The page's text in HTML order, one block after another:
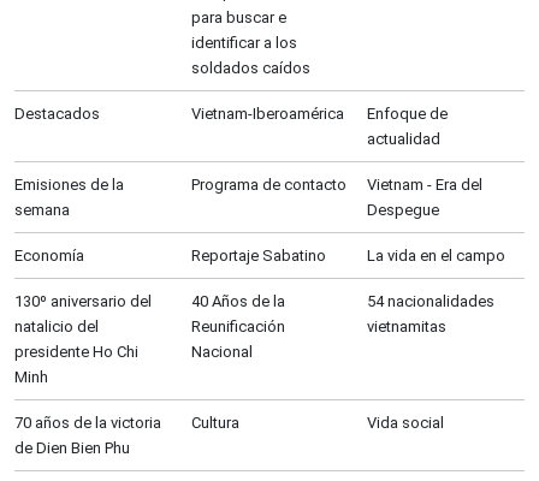
para buscar e
identificar a los
soldados caídos
Destacados Vietnam-Iberoamérica
Enfoque de
actualidad
Emisiones de la
semana
Programa de contacto
Vietnam - Era del
Despegue
Economía Reportaje Sabatino La vida en el campo
130º aniversario del
natalicio del
presidente Ho Chi
Minh
40 Años de la
Reunificación
Nacional
54 nacionalidades
vietnamitas
70 años de la victoria
de Dien Bien Phu
Cultura Vida social